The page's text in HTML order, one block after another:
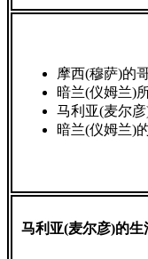
摩西(穆萨)的
暗兰(仪姆兰)
马利亚(麦尔
暗兰(仪姆兰)
马利亚(麦尔彦)的生